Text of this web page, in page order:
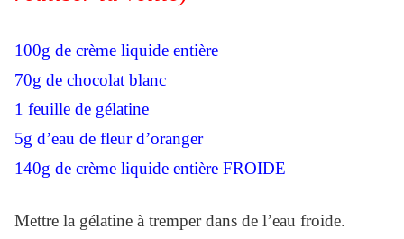
100g de crème liquide entière
70g de chocolat blanc
1 feuille de gélatine
5g d’eau de fleur d’oranger
140g de crème liquide entière FROIDE
Mettre la gélatine à tremper dans de l’eau froide.